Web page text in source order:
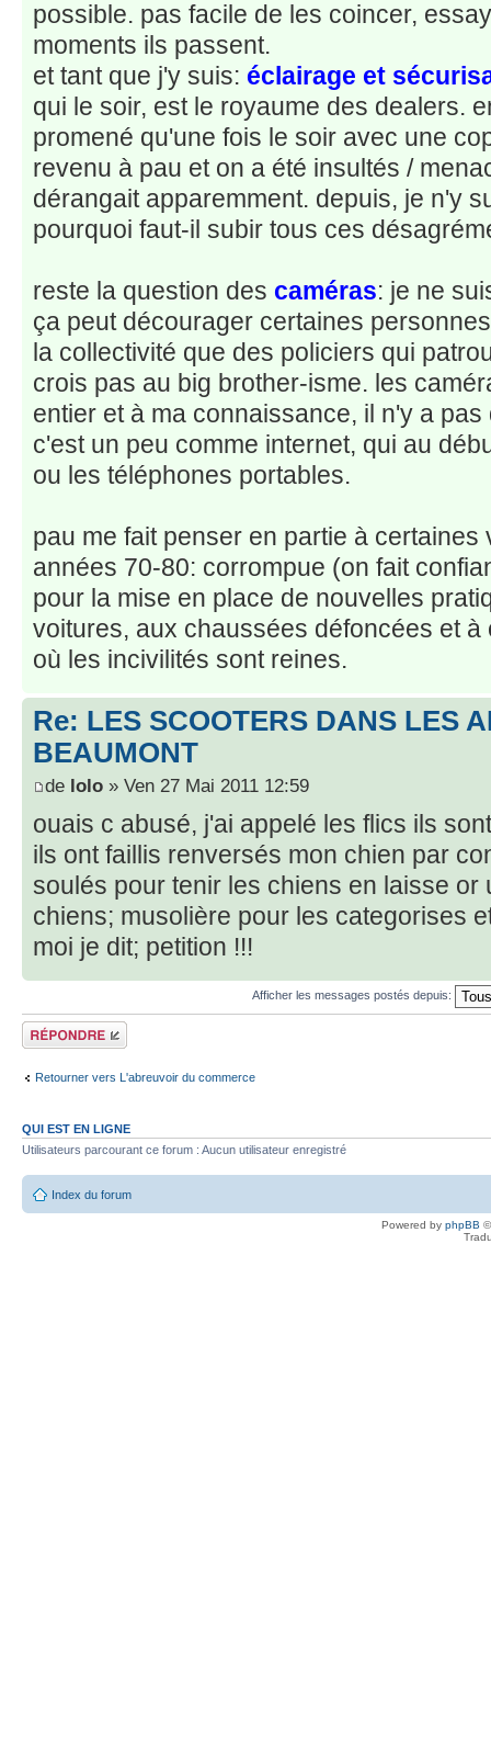
possible. pas facile de les coincer,
moments ils passent.
et tant que j'y suis: éclairage et
qui le soir, est le royaume des dealers.
promené qu'une fois le soir avec une
revenu à pau et on a été insultés /
dérangait apparemment. depuis, je n'y
pourquoi faut-il subir tous ces
reste la question des caméras: je ne
ça peut décourager certaines
la collectivité que des policiers qui
crois pas au big brother-isme. les
entier et à ma connaissance, il n'y a
c'est un peu comme internet, qui au
ou les téléphones portables.
pau me fait penser en partie à
années 70-80: corrompue (on fait
pour la mise en place de nouvelles
voitures, aux chaussées défoncées et
où les incivilités sont reines.
Re: LES SCOOTERS DANS LES
BEAUMONT
de lolo » Ven 27 Mai 2011 12:59
ouais c abusé, j'ai appelé les flics ils
ils ont faillis renversés mon chien par
soulés pour tenir les chiens en laisse or
chiens; musolière pour les categorises
moi je dit; petition !!!
Afficher les messages postés depuis:
Répondre
Retourner vers L'abreuvoir du commerce
QUI EST EN LIGNE
Utilisateurs parcourant ce forum : Aucun utilisateur enregistré
Index du forum
Powered by phpBB